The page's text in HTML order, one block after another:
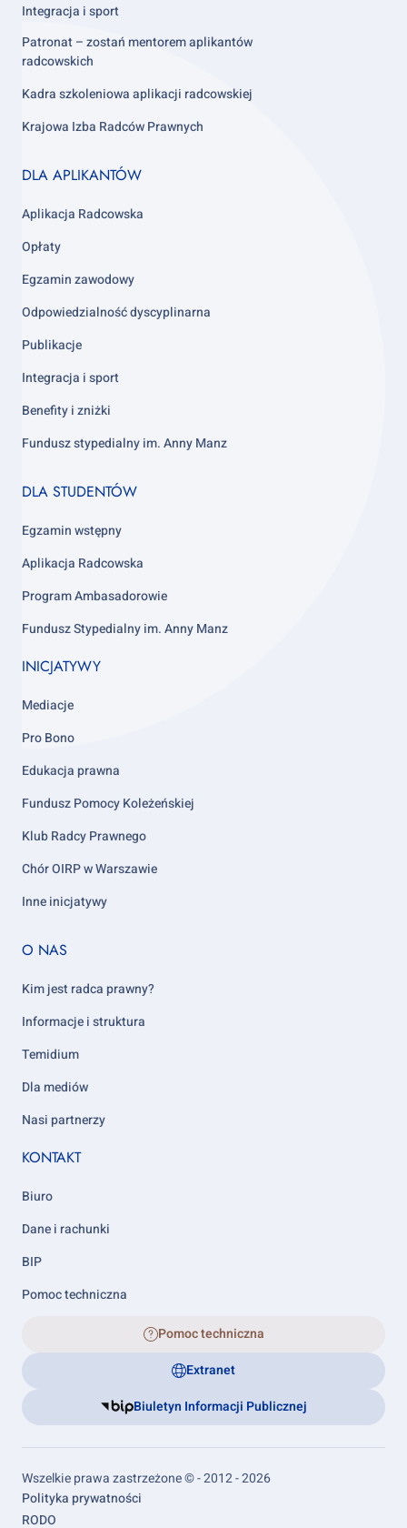
Integracja i sport
Patronat – zostań mentorem aplikantów
radcowskich
Kadra szkoleniowa aplikacji radcowskiej
Krajowa Izba Radców Prawnych
Footer
3
DLA APLIKANTÓW
Aplikacja Radcowska
Opłaty
Egzamin zawodowy
Odpowiedzialność dyscyplinarna
Publikacje
Integracja i sport
Benefity i zniżki
Fundusz stypedialny im. Anny Manz
Footer
4
DLA STUDENTÓW
Egzamin wstępny
Aplikacja Radcowska
Program Ambasadorowie
Fundusz Stypedialny im. Anny Manz
INICJATYWY
Mediacje
Pro Bono
Edukacja prawna
Fundusz Pomocy Koleżeńskiej
Klub Radcy Prawnego
Chór OIRP w Warszawie
Inne inicjatywy
Footer
5
O NAS
Kim jest radca prawny?
Informacje i struktura
Temidium
Dla mediów
Nasi partnerzy
KONTAKT
Biuro
Dane i rachunki
BIP
Pomoc techniczna
Pomoc techniczna
Extranet
Biuletyn Informacji Publicznej
Wszelkie prawa zastrzeżone © - 2012 - 2026
Footer
links
Polityka prywatności
RODO